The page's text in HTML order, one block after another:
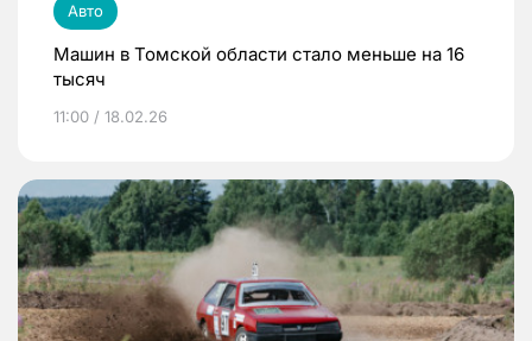
Авто
Машин в Томской области стало меньше на 16
тысяч
11:00 / 18.02.26